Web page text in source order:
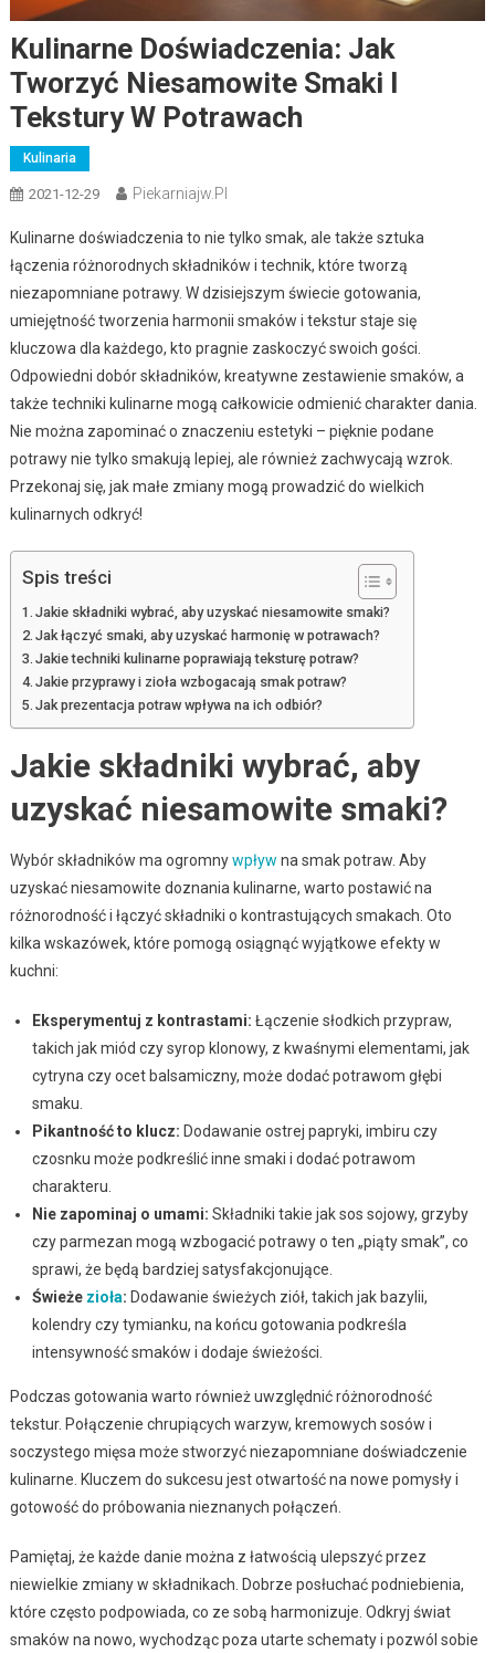
Kulinarne Doświadczenia: Jak
Tworzyć Niesamowite Smaki I
Tekstury W Potrawach
Kulinaria
2021-12-29 Piekarniajw.pl
Kulinarne doświadczenia to nie tylko smak, ale także sztuka
łączenia różnorodnych składników i technik, które tworzą
niezapomniane potrawy. W dzisiejszym świecie gotowania,
umiejętność tworzenia harmonii smaków i tekstur staje się
kluczowa dla każdego, kto pragnie zaskoczyć swoich gości.
Odpowiedni dobór składników, kreatywne zestawienie smaków, a
także techniki kulinarne mogą całkowicie odmienić charakter dania.
Nie można zapominać o znaczeniu estetyki – pięknie podane
potrawy nie tylko smakują lepiej, ale również zachwycają wzrok.
Przekonaj się, jak małe zmiany mogą prowadzić do wielkich
kulinarnych odkryć!
Spis treści
Jakie składniki wybrać, aby uzyskać niesamowite smaki?
Jak łączyć smaki, aby uzyskać harmonię w potrawach?
Jakie techniki kulinarne poprawiają teksturę potraw?
Jakie przyprawy i zioła wzbogacają smak potraw?
Jak prezentacja potraw wpływa na ich odbiór?
Jakie składniki wybrać, aby
uzyskać niesamowite smaki?
Wybór składników ma ogromnywpływ na smak potraw. Aby
uzyskać niesamowite doznania kulinarne, warto postawić na
różnorodność i łączyć składniki o kontrastujących smakach. Oto
kilka wskazówek, które pomogą osiągnąć wyjątkowe efekty w
kuchni:
Eksperymentuj z kontrastami: Łączenie słodkich przypraw,
takich jak miód czy syrop klonowy, z kwaśnymi elementami, jak
cytryna czy ocet balsamiczny, może dodać potrawom głębi
smaku.
Pikantność to klucz: Dodawanie ostrej papryki, imbiru czy
czosnku może podkreślić inne smaki i dodać potrawom
charakteru.
Nie zapominaj o umami: Składniki takie jak sos sojowy, grzyby
czy parmezan mogą wzbogacić potrawy o ten „piąty smak”, co
sprawi, że będą bardziej satysfakcjonujące.
Świeże zioła: Dodawanie świeżych ziół, takich jak bazylii,
kolendry czy tymianku, na końcu gotowania podkreśla
intensywność smaków i dodaje świeżości.
Podczas gotowania warto również uwzględnić różnorodność
tekstur. Połączenie chrupiących warzyw, kremowych sosów i
soczystego mięsa może stworzyć niezapomniane doświadczenie
kulinarne. Kluczem do sukcesu jest otwartość na nowe pomysły i
gotowość do próbowania nieznanych połączeń.
Pamiętaj, że każde danie można z łatwością ulepszyć przez
niewielkie zmiany w składnikach. Dobrze posłuchać podniebienia,
które często podpowiada, co ze sobą harmonizuje. Odkryj świat
smaków na nowo, wychodząc poza utarte schematy i pozwól sobie